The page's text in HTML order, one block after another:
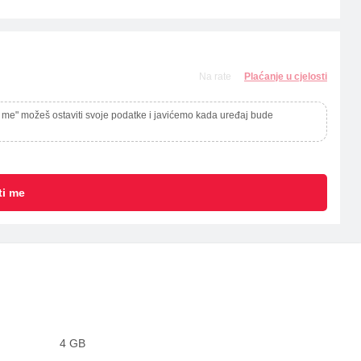
Na rate Plaćanje u cjelosti
možeš ostaviti svoje podatke i javićemo kada uređaj bude
me
4 GB